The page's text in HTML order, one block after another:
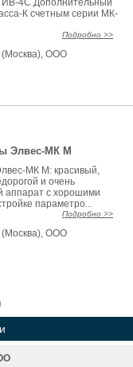
4С Дополнительный
К счетным серии МК-
Подробно >>
(Москва), ООО
Элвес-МК М
МК М: красивый,
и очень
аппарат с хорошими
параметро...
Подробно >>
(Москва), ООО